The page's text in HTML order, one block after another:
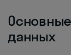
данных